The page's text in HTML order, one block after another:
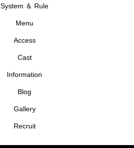
System ＆ Rule
Menu
Access
Cast
Information
Blog
Gallery
Recruit